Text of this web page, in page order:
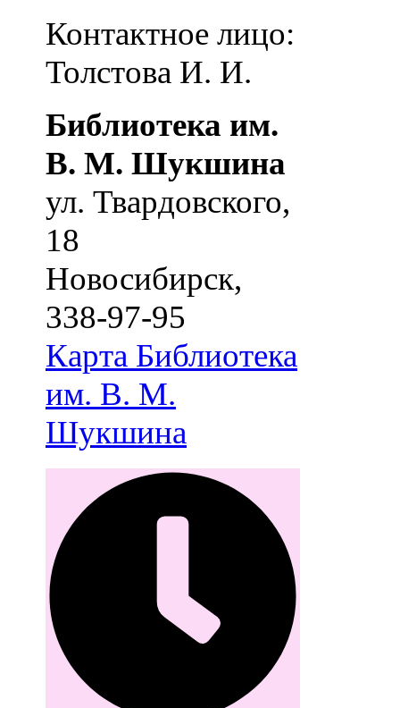
Контактное лицо:
Толстова И. И.
Библиотека им.
В. М. Шукшина
ул. Твардовского,
18
Новосибирск,
338-97-95
Карта Библиотека
им. В. М.
Шукшина